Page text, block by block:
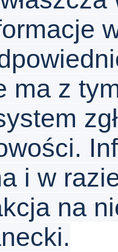
ma z
i w
na